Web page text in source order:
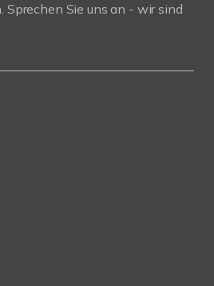
Sprechen Sie uns an - wir sind